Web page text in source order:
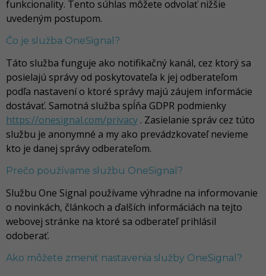
funkcionality. Tento súhlas môžete odvolať nižšie
uvedeným postupom.
Čo je služba OneSignal?
Táto služba funguje ako notifikačný kanál, cez ktorý sa
posielajú správy od poskytovateľa k jej odberateľom
podľa nastavení o ktoré správy majú záujem informácie
dostávať. Samotná služba spĺňa GDPR podmienky
https://onesignal.com/privacy . Zasielanie správ cez túto
službu je anonymné a my ako prevádzkovateľ nevieme
kto je danej správy odberateľom.
Prečo používame službu OneSignal?
Službu One Signal používame výhradne na informovanie
o novinkách, článkoch a ďalších informáciách na tejto
webovej stránke na ktoré sa odberateľ prihlásil
odoberať.
Ako môžete zmeniť nastavenia služby OneSignal?